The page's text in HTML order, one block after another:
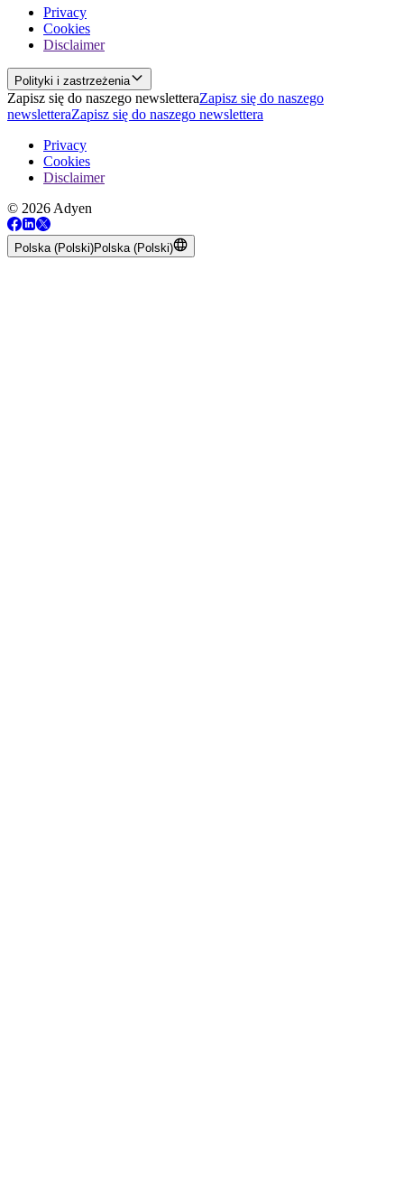
Privacy
Cookies
Disclaimer
Polityki i zastrzeżenia
Zapisz się do naszego newsletteraZapisz się do naszego
newsletteraZapisz się do naszego newslettera
Privacy
Cookies
Disclaimer
© 2026 Adyen
Polska (Polski)Polska (Polski)